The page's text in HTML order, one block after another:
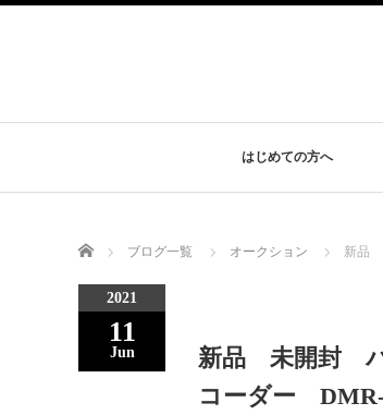
はじめての方へ
Home ブログ一覧 オークション 新品
2021
11
Jun
新品 未開封 パ
コーダー